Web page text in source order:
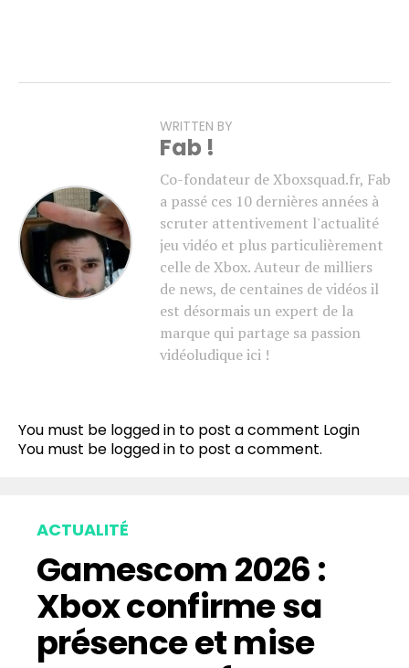
WRITTEN BY
Fab !
Co-fondateur de Xboxsquad.fr, Fab
a passé ces 10 dernières années à
scruter attentivement l'actualité
jeu vidéo et plus particulièrement
celle de Xbox. Auteur de milliers
de news, de centaines de vidéos il
est désormais un expert de la
marque qui partage sa passion
vidéoludique ici !
You must be logged in to post a comment Login
You must be logged in to post a comment.
ACTUALITÉ
Gamescom 2026 :
Xbox confirme sa
présence et mise